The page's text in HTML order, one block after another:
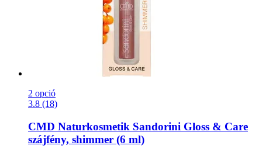
2 opció
3.8 (18)
CMD Naturkosmetik Sandorini Gloss & Care
szájfény, shimmer (6 ml)